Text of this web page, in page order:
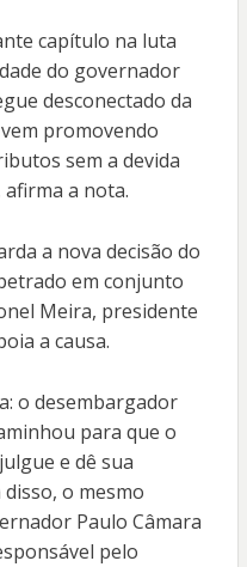
capítulo na luta
do governador
desconectado da
promovendo
sem a devida
a nota.
a nova decisão do
em conjunto
Meira, presidente
a causa.
o desembargador
para que o
e dê sua
o mesmo
Paulo Câmara
pelo